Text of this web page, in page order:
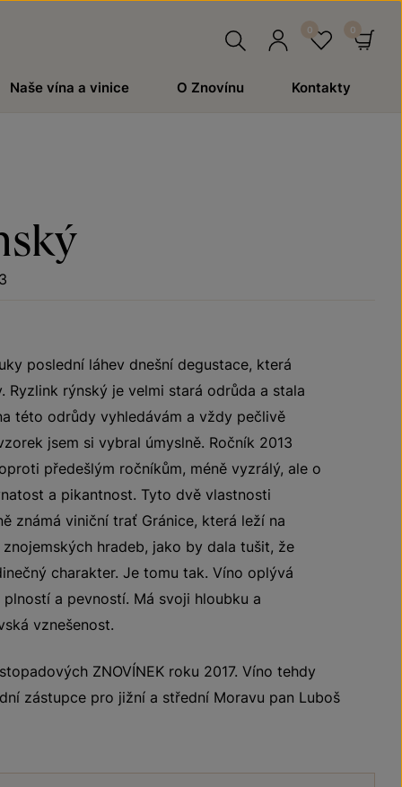
Naše vína a vinice O Znovínu Kontakty
poslední láhev dnešní degustace, která
Ryzlink rýnský je velmi stará odrůda a stala
této odrůdy vyhledávám a vždy pečlivě
jsem si vybral úmyslně. Ročník 2013
předešlým ročníkům, méně vyzrálý, ale o
a pikantnost. Tyto dvě vlastnosti
známá viniční trať Gránice, která leží na
hradeb, jako by dala tušit, že
charakter. Je tomu tak. Víno oplývá
a pevností. Má svoji hloubku a
vznešenost.
ZNOVÍNEK roku 2017. Víno tehdy
zástupce pro jižní a střední Moravu pan Luboš